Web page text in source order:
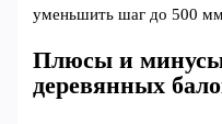
уменьшить шаг до 500
Плюсы и минусы
деревянных